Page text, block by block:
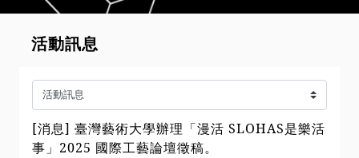
活動訊息
[消息] 臺灣藝術大學辦理「漫活 SLOHAS是樂活
事」2025 國際工藝論壇徵稿。